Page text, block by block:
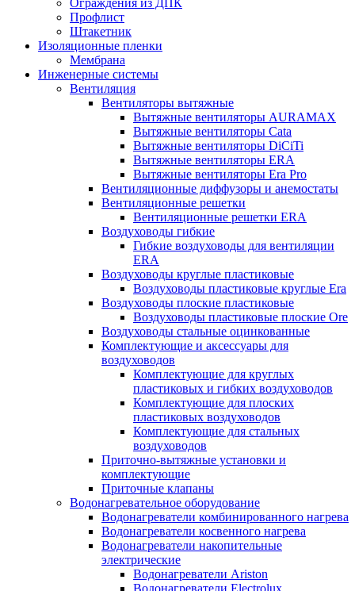
Ограждения из ДПК
Профлист
Штакетник
Изоляционные пленки
Мембрана
Инженерные системы
Вентиляция
Вентиляторы вытяжные
Вытяжные вентиляторы AURAMAX
Вытяжные вентиляторы Cata
Вытяжные вентиляторы DiCiTi
Вытяжные вентиляторы ERA
Вытяжные вентиляторы Era Pro
Вентиляционные диффузоры и анемостаты
Вентиляционные решетки
Вентиляционные решетки ERA
Воздуховоды гибкие
Гибкие воздуховоды для вентиляции
ERA
Воздуховоды круглые пластиковые
Воздуховоды пластиковые круглые Era
Воздуховоды плоские пластиковые
Воздуховоды пластиковые плоские Ore
Воздуховоды стальные оцинкованные
Комплектующие и аксессуары для
воздуховодов
Комплектующие для круглых
пластиковых и гибких воздуховодов
Комплектующие для плоских
пластиковых воздуховодов
Комплектующие для стальных
воздуховодов
Приточно-вытяжные установки и
комплектующие
Приточные клапаны
Водонагревательное оборудование
Водонагреватели комбинированного нагрева
Водонагреватели косвенного нагрева
Водонагреватели накопительные
электрические
Водонагреватели Ariston